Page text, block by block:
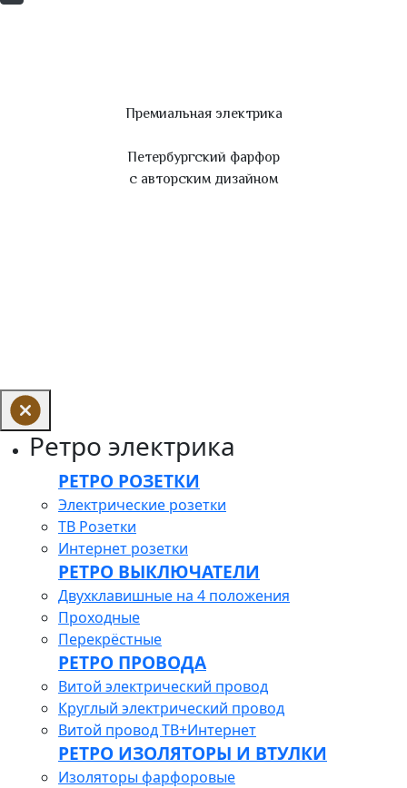
Премиальная электрика
Петербургский фарфор
с авторским дизайном
Ретро электрика
РЕТРО РОЗЕТКИ
Электрические розетки
ТВ Розетки
Интернет розетки
РЕТРО ВЫКЛЮЧАТЕЛИ
Двухклавишные на 4 положения
Проходные
Перекрёстные
РЕТРО ПРОВОДА
Витой электрический провод
Круглый электрический провод
Витой провод ТВ+Интернет
РЕТРО ИЗОЛЯТОРЫ И ВТУЛКИ
Изоляторы фарфоровые